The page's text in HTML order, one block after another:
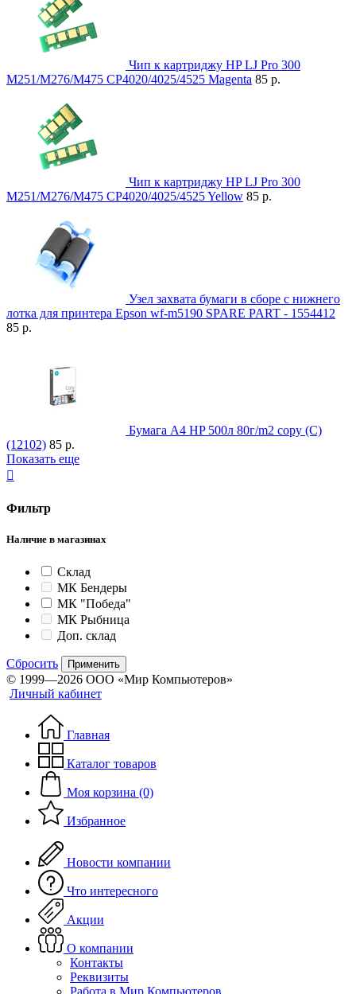
Чип к картриджу HP LJ Pro 300
M251/M276/M475 CP4020/4025/4525 Magenta 85 р.
Чип к картриджу HP LJ Pro 300
M251/M276/M475 CP4020/4025/4525 Yellow 85 р.
Узел захвата бумаги в сборе с нижнего
лотка для принтера Epson wf-m5190 SPARE PART - 1554412
85 р.
Бумага А4 HP 500л 80г/m2 copy (C)
(12102) 85 р.
Показать еще

Фильтр
Наличие в магазинах
Склад
МК Бендеры
МК "Победа"
МК Рыбница
Доп. склад
Сбросить Применить
© 1999—2026 ООО «Мир Компьютеров»
Личный кабинет
Главная
Каталог товаров
Моя корзина (0)
Избранное
Новости компании
Что интересного
Акции
О компании
Контакты
Реквизиты
Работа в Мир Компьютеров